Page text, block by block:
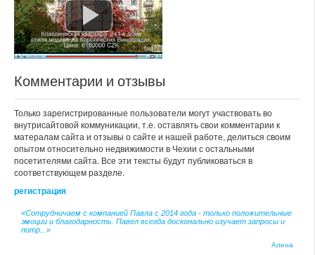
Комментарии и отзывы
Только зарегистрированные пользователи могут участвовать во
внутрисайтовой коммуникации, т.е. оставлять свои комментарии к
матералам сайта и отзывы о сайте и нашей работе, делиться своим
опытом относительно недвижимости в Чехии с остальными
посетителями сайта. Все эти тексты будут публиковаться в
соответствующем разделе.
регистрация
«Сотрудничаем с компанией Павла с 2014 года - только положительные
эмоции и благодарность. Павел всегда досконально изучает запросы и
потр...»
Алена